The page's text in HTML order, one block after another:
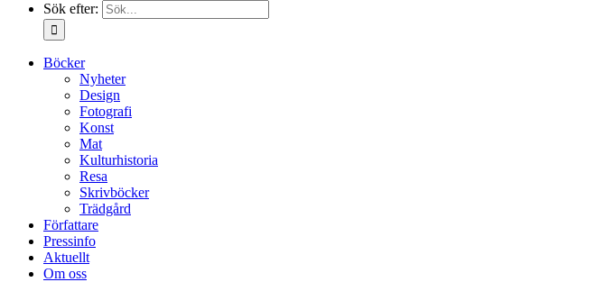
Sök efter:
Böcker
Nyheter
Design
Fotografi
Konst
Mat
Kulturhistoria
Resa
Skrivböcker
Trädgård
Författare
Pressinfo
Aktuellt
Om oss